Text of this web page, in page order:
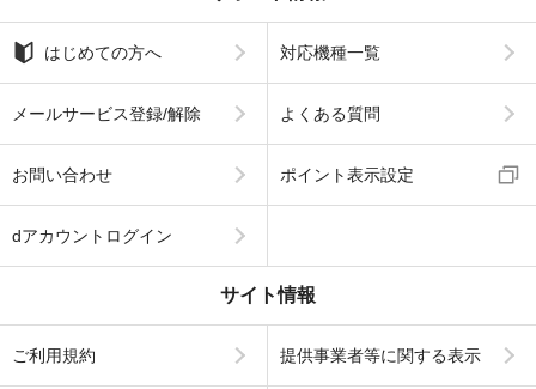
はじめての方へ 対応機種一覧
メールサービス登録/解除 よくある質問
お問い合わせ ポイント表示設定
dアカウントログイン
サイト情報
ご利用規約 提供事業者等に関する表示